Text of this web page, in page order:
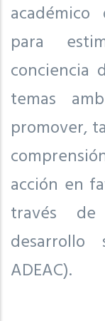
para
conciencia
temas
promover,
acción en
través
desarrollo
ADEAC).